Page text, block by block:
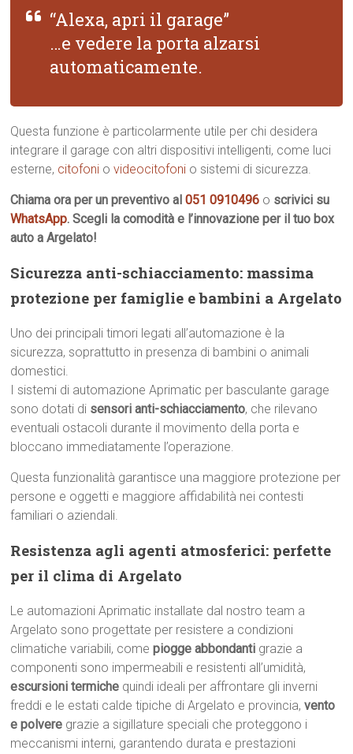
“Alexa, apri il garage”
…e vedere la porta alzarsi
automaticamente.
Questa funzione è particolarmente utile per chi desidera
integrare il garage con altri dispositivi intelligenti, come luci
esterne, citofoni ovideocitofoni o sistemi di sicurezza.
Chiama ora per un preventivo al051 0910496 o scrivici su
WhatsApp. Scegli la comodità e l’innovazione per il tuo box
auto a Argelato!
Sicurezza anti-schiacciamento: massima
protezione per famiglie e bambini a Argelato
Uno dei principali timori legati all’automazione è la
sicurezza, soprattutto in presenza di bambini o animali
domestici.
I sistemi di automazione Aprimatic per basculante garage
sono dotati di sensori anti-schiacciamento, che rilevano
eventuali ostacoli durante il movimento della porta e
bloccano immediatamente l’operazione.
Questa funzionalità garantisce una maggiore protezione per
persone e oggetti e maggiore affidabilità nei contesti
familiari o aziendali.
Resistenza agli agenti atmosferici: perfette
per il clima di Argelato
Le automazioni Aprimatic installate dal nostro team a
Argelato sono progettate per resistere a condizioni
climatiche variabili, comepiogge abbondanti grazie a
componenti sono impermeabili e resistenti all’umidità,
escursioni termiche quindi ideali per affrontare gli inverni
freddi e le estati calde tipiche di Argelato e provincia,vento
e polvere grazie a sigillature speciali che proteggono i
meccanismi interni, garantendo durata e prestazioni